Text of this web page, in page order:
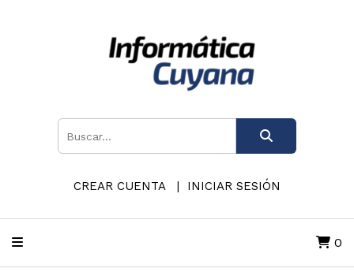
CREAR CUENTA INICIAR SESIÓN
0